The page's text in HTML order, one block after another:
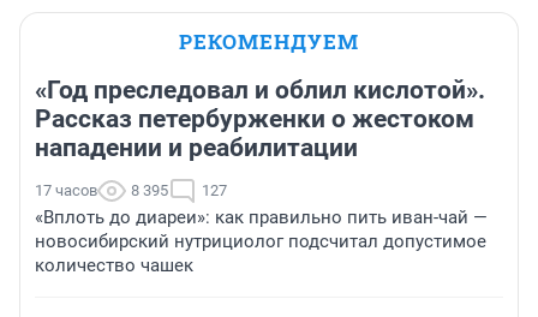
РЕКОМЕНДУЕМ
«Год преследовал и облил кислотой».
Рассказ петербурженки о жестоком
нападении и реабилитации
17 часов 8 395 127
«Вплоть до диареи»: как правильно пить иван-чай —
новосибирский нутрициолог подсчитал допустимое
количество чашек